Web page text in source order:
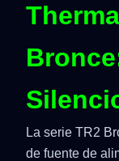
La serie TR2
de fuente de